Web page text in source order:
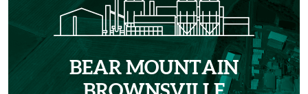
BEAR MOUNTAIN